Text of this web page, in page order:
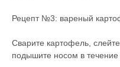
Рецепт №3: вареный
Сварите картофель,
подышите носом в течение